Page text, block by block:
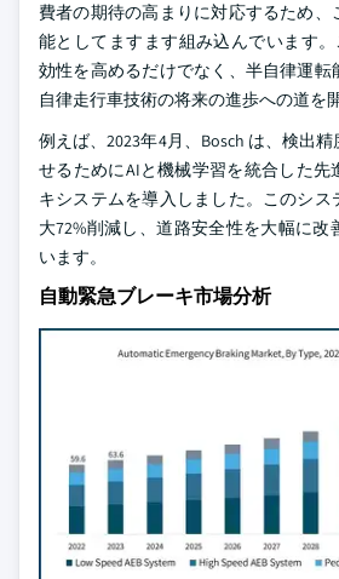
費者の期待の高まりに対応するため、
能としてますます組み込んでいます。
効性を高めるだけでなく、半自律運転
自律走行車技術の将来の進歩への道を
例えば、2023年4月、Bosch は、検出
せるためにAIと機械学習を統合した先
キシステムを導入しました。このシ
大72%削減し、道路安全性を大幅に改
います。
自動緊急ブレーキ市場分析